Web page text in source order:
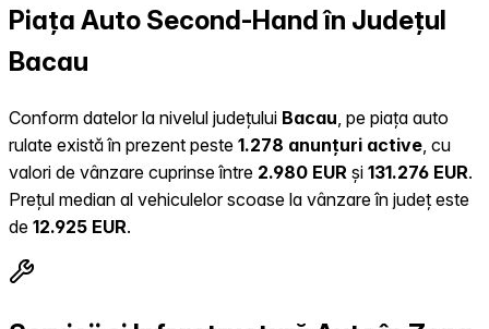
Piața Auto Second-Hand în Județul
Bacau
Conform datelor la nivelul județului Bacau , pe piața auto
rulate există în prezent peste 1.278 anunțuri active , cu
valori de vânzare cuprinse între 2.980 EUR și 131.276 EUR.
Prețul median al vehiculelor scoase la vânzare în județ este
de 12.925 EUR.